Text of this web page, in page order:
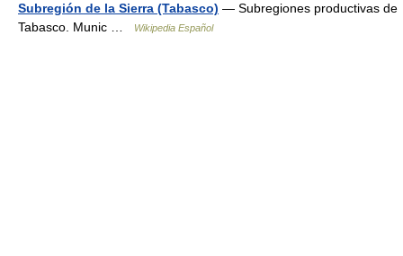
Subregión de la Sierra (Tabasco) — Subregiones productivas de
Tabasco. Munic …
Wikipedia Español